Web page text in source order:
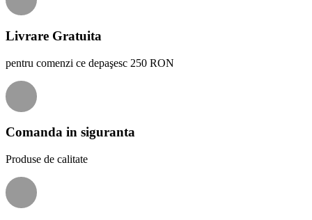
Livrare Gratuita
pentru comenzi ce depaşesc 250 RON
Comanda in siguranta
Produse de calitate